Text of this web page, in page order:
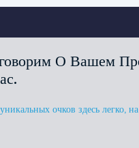
О Вашем
очков здесь легко,